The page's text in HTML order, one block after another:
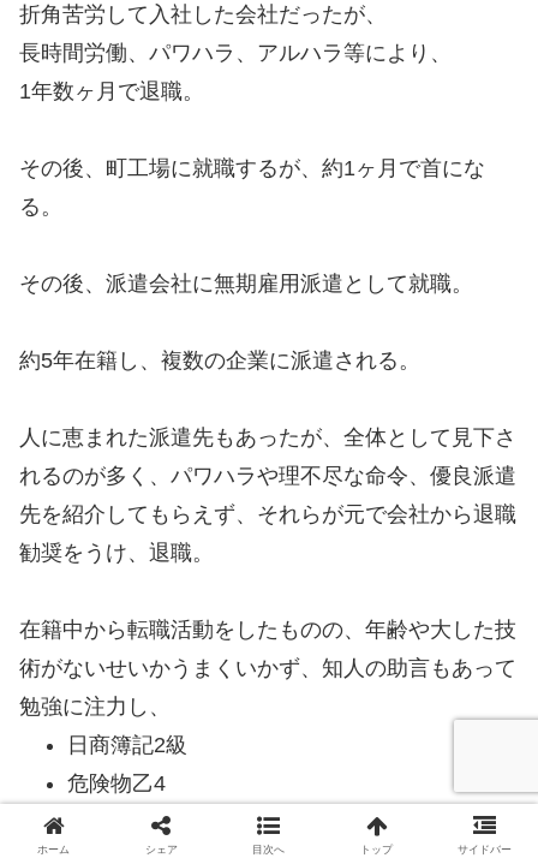
折角苦労して入社した会社だったが、
長時間労働、パワハラ、アルハラ等により、
1年数ヶ月で退職。
その後、町工場に就職するが、約1ヶ月で首にな
る。
その後、派遣会社に無期雇用派遣として就職。
約5年在籍し、複数の企業に派遣される。
人に恵まれた派遣先もあったが、全体として見下さ
れるのが多く、パワハラや理不尽な命令、優良派遣
先を紹介してもらえず、それらが元で会社から退職
勧奨をうけ、退職。
在籍中から転職活動をしたものの、年齢や大した技
術がないせいかうまくいかず、知人の助言もあって
勉強に注力し、
日商簿記2級
危険物乙4
ホーム シェア 目次へ トップ サイドバー